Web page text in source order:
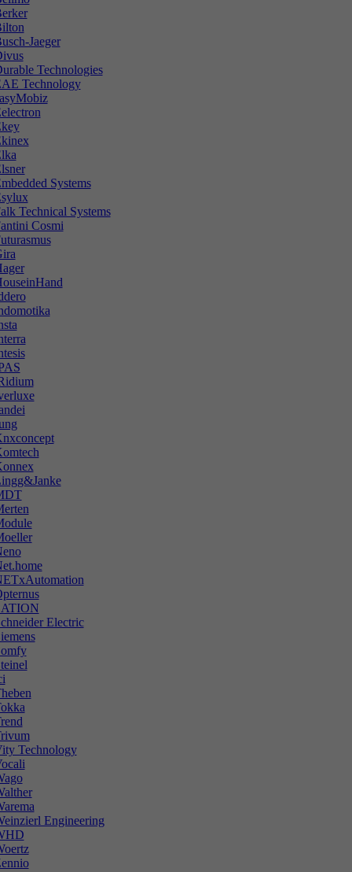
Jaeger
Technologies
Technology
Systems
Techniсal Systems
Cosmi
Electric
Technology
Engineering